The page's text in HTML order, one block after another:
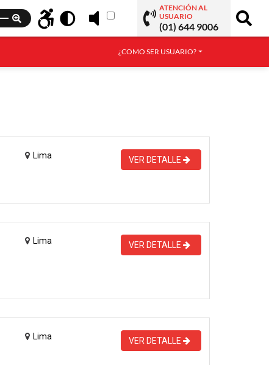
ATENCIÓN AL
USUARIO
(01) 644 9006
¿COMO SER USUARIO?
Lima VER DETALLE
Lima VER DETALLE
Lima VER DETALLE